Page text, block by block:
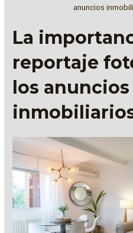
anuncios
La
reportaje
los anuncios